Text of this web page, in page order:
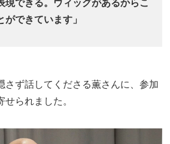
できています」
さず話してくださる薫さんに、参加
られました。